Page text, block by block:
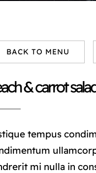
BACK TO MENU
& carrot
tempus
mi nulla in